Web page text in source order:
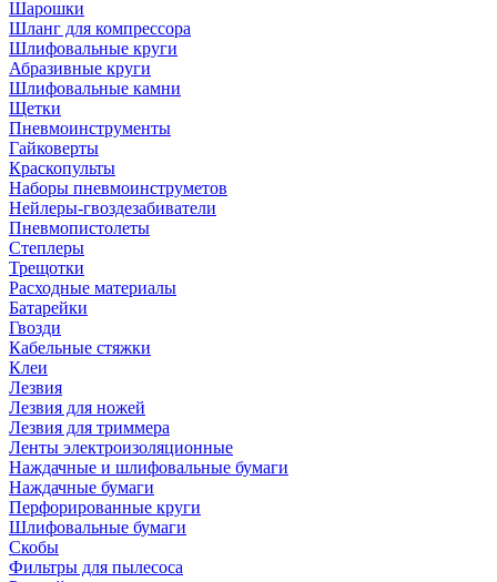
Шарошки
Шланг для компрессора
Шлифовальные круги
Абразивные круги
Шлифовальные камни
Щетки
Пневмоинструменты
Гайковерты
Краскопульты
Наборы пневмоинструметов
Нейлеры-гвоздезабиватели
Пневмопистолеты
Степлеры
Трещотки
Расходные материалы
Батарейки
Гвозди
Кабельные стяжки
Клеи
Лезвия
Лезвия для ножей
Лезвия для триммера
Ленты электроизоляционные
Наждачные и шлифовальные бумаги
Наждачные бумаги
Перфорированные круги
Шлифовальные бумаги
Скобы
Фильтры для пылесоса